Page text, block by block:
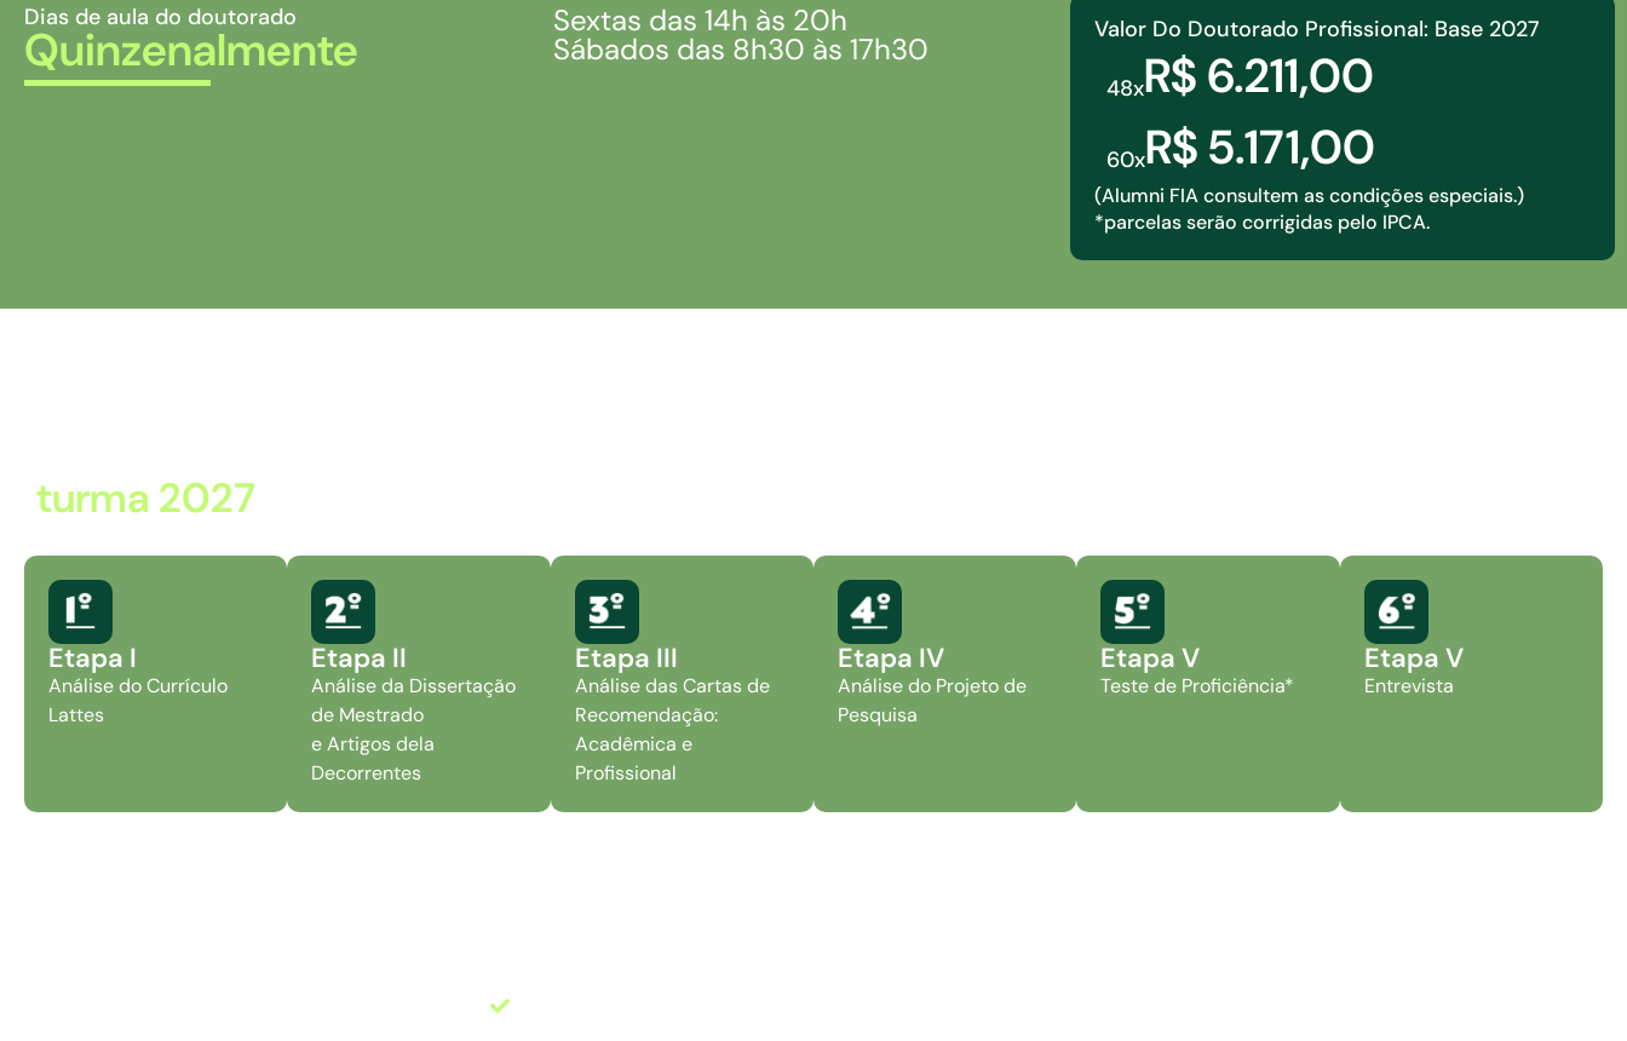
Dias de aula do doutorado
Quinzenalmente
Sextas das 14h às 20h
Sábados das 8h30 às 17h30
Valor Do Doutorado Profissional: Base 2027
48xR$ 6.211,00
60xR$ 5.171,00
(Alumni FIA consultem as condições especiais.)
*parcelas serão corrigidas pelo IPCA.
turma 2027
Etapa I
Análise do Currículo
Lattes
Etapa II
Análise da Dissertação
de Mestrado
e Artigos dela
Decorrentes
Etapa III
Análise das Cartas de
Recomendação:
Acadêmica e
Profissional
Etapa IV
Análise do Projeto de
Pesquisa
Etapa V
Teste de Proficiência*
Etapa V
Entrevista